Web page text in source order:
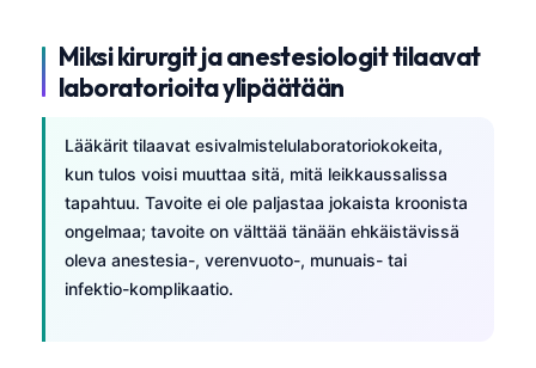
Miksi kirurgit ja anestesiologit tilaavat
laboratorioita ylipäätään
Lääkärit tilaavat esivalmistelulaboratoriokokeita,
kun tulos voisi muuttaa sitä, mitä leikkaussalissa
tapahtuu. Tavoite ei ole paljastaa jokaista kroonista
ongelmaa; tavoite on välttää tänään ehkäistävissä
oleva anestesia-, verenvuoto-, munuais- tai
infektio-komplikaatio.